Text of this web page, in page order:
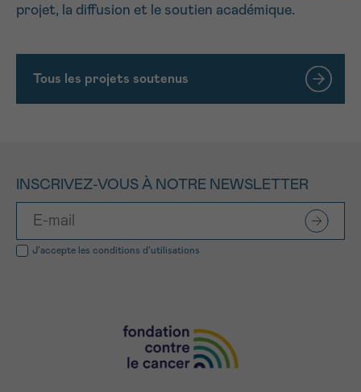
projet, la diffusion et le soutien académique.
Tous les projets soutenus
INSCRIVEZ-VOUS À NOTRE NEWSLETTER
J’accepte les conditions d’utilisations